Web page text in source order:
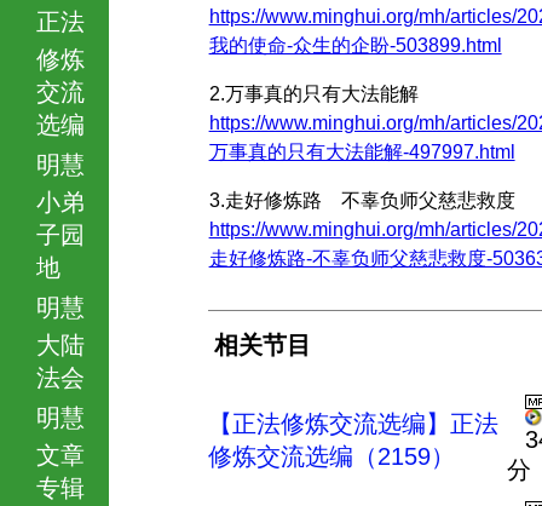
正法
修炼
交流
选编
明慧
小弟
子园
地
明慧
大陆
法会
明慧
文章
专辑
https://www.minghui.org/mh/articles/
我的使命-众生的企盼-503899.html
2.万事真的只有大法能解
https://www.minghui.org/mh/articles/
万事真的只有大法能解-497997.html
3.走好修炼路 不辜负师父慈悲救度
https://www.minghui.org/mh/articles/
走好修炼路-不辜负师父慈悲救度-
相关节目
【正法修炼交流选编】正法
修炼交流选编（2159）
分